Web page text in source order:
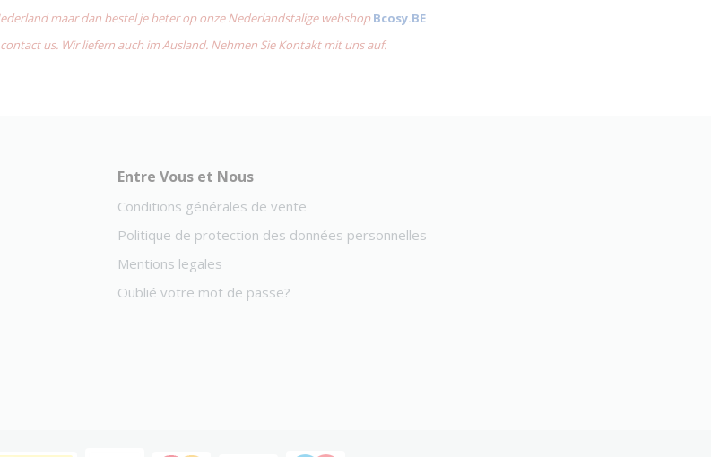
maar dan bestel je beter op onze Nederlandstalige webshopBcosy.BE
us. Wir liefern auch im Ausland. Nehmen Sie Kontakt mit uns auf.
Entre Vous et Nous
Conditions générales de vente
Politique de protection des données personnelles
Mentions legales
Oublié votre mot de passe?